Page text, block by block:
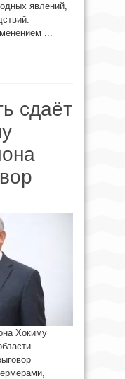
явлений,
...
сдаёт
Хокиму